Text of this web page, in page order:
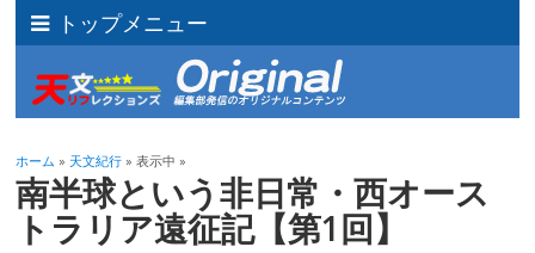
トップメニュー
ホーム » 天文紀行 » 表示中 »
南半球という非日常・西オース
トラリア遠征記【第1回】